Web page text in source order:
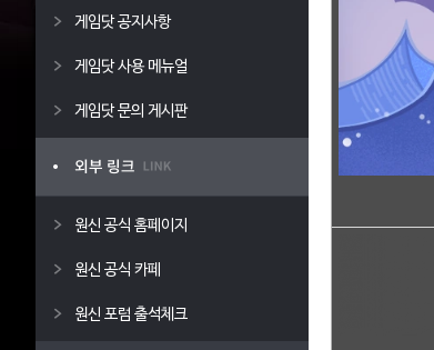
게임닷 공지사항
게임닷 사용 메뉴얼
게임닷 문의 게시판
원신 공식 홈페이지
원신 공식 카페
원신 포럼 출석체크